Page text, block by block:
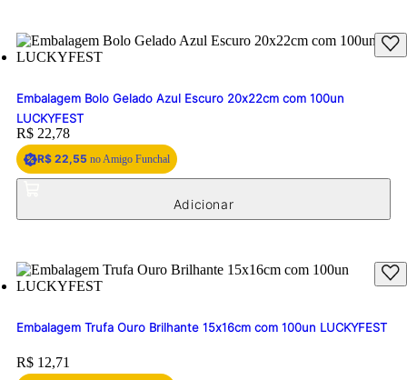
Embalagem Bolo Gelado Azul Escuro 20x22cm com 100un
LUCKYFEST
Price:
R$ 22,78
R$ 22,55 no Amigo Funchal
Embalagem Trufa Ouro Brilhante 15x16cm com 100un LUCKYFEST
Price:
R$ 12,71